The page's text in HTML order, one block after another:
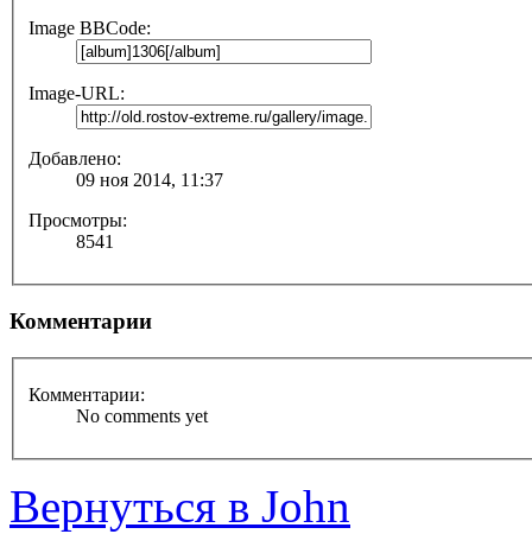
Image BBCode:
Image-URL:
Добавлено:
09 ноя 2014, 11:37
Просмотры:
8541
Комментарии
Комментарии:
No comments yet
Вернуться в John